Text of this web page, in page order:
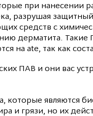
при нанесении
разрушая
средств с
дерматита.
на ate, так как
ПАВ и они вас
которые являются
и грязи, но их